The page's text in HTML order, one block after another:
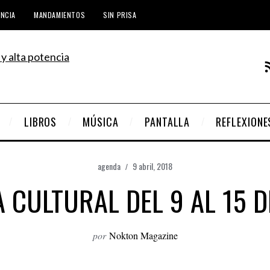
MANDAMIENTOS SIN PRISA
LIBROS MÚSICA PANTALLA
agenda 9 abril, 2018
CULTURAL DEL 9 AL 15
por Nokton Magazine